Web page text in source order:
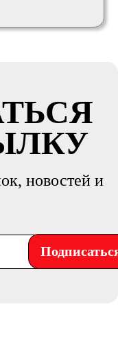
новостей и